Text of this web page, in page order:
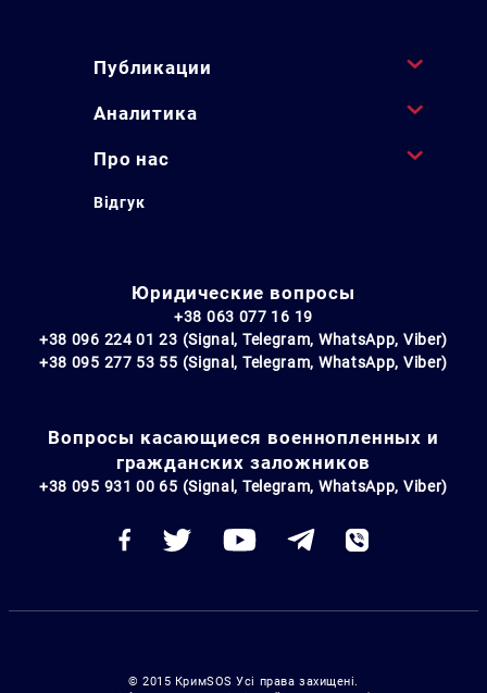
Публикации
Аналитика
Про нас
Відгук
Юридические вопросы
+38 063 077 16 19
+38 096 224 01 23 (Signal, Telegram, WhatsApp, Viber)
+38 095 277 53 55 (Signal, Telegram, WhatsApp, Viber)
Вопросы касающиеся военнопленных и
гражданских заложников
+38 095 931 00 65 (Signal, Telegram, WhatsApp, Viber)
© 2015 КримSOS Усі права захищені.